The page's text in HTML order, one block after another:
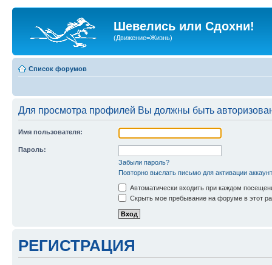
Шевелись или Сдохни!
(Движение=Жизнь)
Список форумов
Для просмотра профилей Вы должны быть
Имя пользователя:
Пароль:
Забыли пароль?
Повторно выслать письмо для активации
Автоматически входить при каждом
Скрыть мое пребывание на форуме в этот
РЕГИСТРАЦИЯ